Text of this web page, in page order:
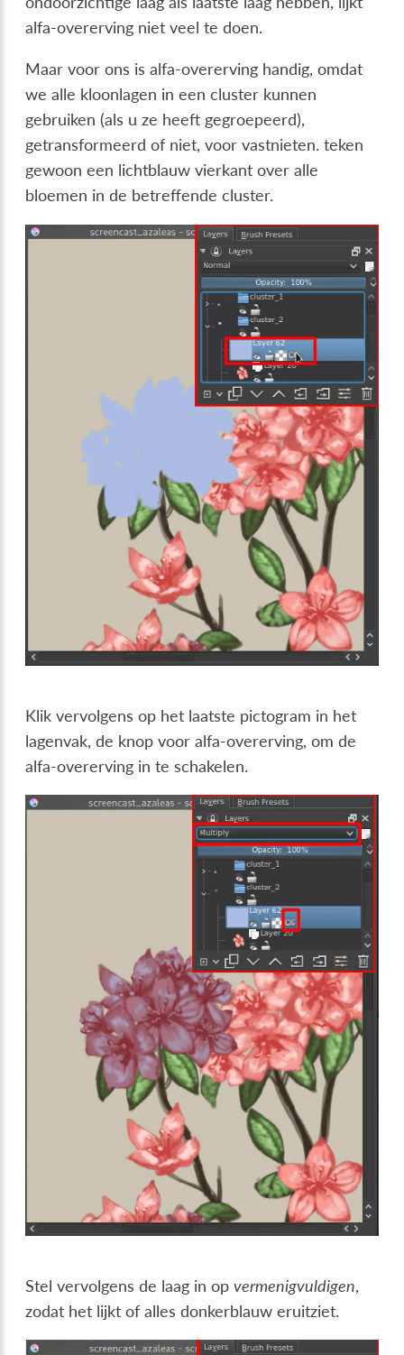
alfa-overerving niet veel te doen.
Maar voor ons is alfa-overerving handig, omdat
we alle kloonlagen in een cluster kunnen
gebruiken (als u ze heeft gegroepeerd),
getransformeerd of niet, voor vastnieten. teken
gewoon een lichtblauw vierkant over alle
bloemen in de betreffende cluster.
Klik vervolgens op het laatste pictogram in het
lagenvak, de knop voor alfa-overerving, om de
alfa-overerving in te schakelen.
Stel vervolgens de laag in opvermenigvuldigen,
zodat het lijkt of alles donkerblauw eruitziet.